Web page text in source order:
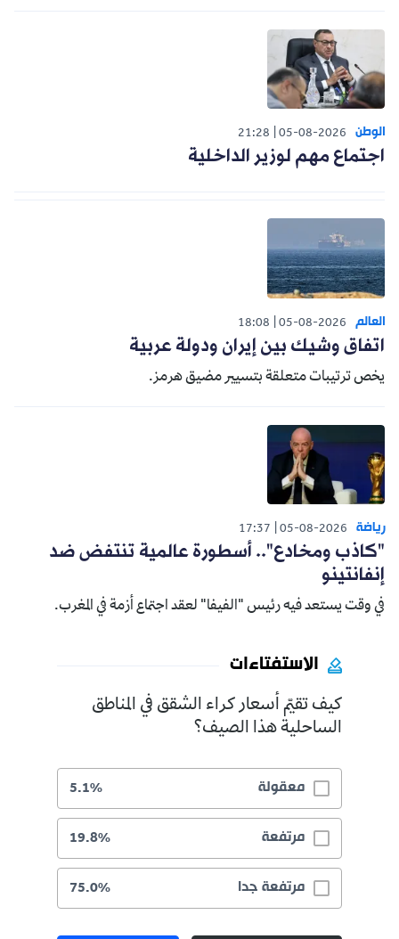
الوطن 05-08-2026
21:28
اجتماع مهم لوزير الداخلية
العالم 05-08-2026
18:08
اتفاق وشيك بين إيران ودولة عربية
يخص ترتيبات متعلقة بتسيير مضيق هرمز.
رياضة 05-08-2026
17:37
"كاذب ومخادع".. أسطورة عالمية تنتفض ضد
إنفانتينو
في وقت يستعد فيه رئيس "الفيفا" لعقد اجتماع أزمة في المغرب.
الاستفتاءات
كيف تقيّم أسعار كراء الشقق في المناطق
الساحلية هذا الصيف؟
معقولة 5.1%
مرتفعة 19.8%
مرتفعة جدا 75.0%